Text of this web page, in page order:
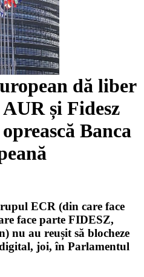
dă liber
și Fidesz
Banca
ECR (din care face
face parte FIDESZ,
au reușit să blocheze
joi, în Parlamentul